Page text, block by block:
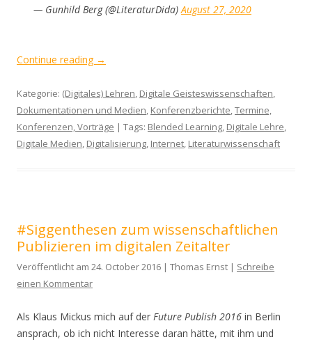
— Gunhild Berg (@LiteraturDida)August 27, 2020
Continue reading →
Kategorie: (Digitales) Lehren, Digitale Geisteswissenschaften,
Dokumentationen und Medien, Konferenzberichte,Termine,
Konferenzen, Vorträge | Tags: Blended Learning, Digitale Lehre,
Digitale Medien, Digitalisierung, Internet, Literaturwissenschaft
#Siggenthesen zum wissenschaftlichen
Publizieren im digitalen Zeitalter
Veröffentlicht am 24. October 2016 | Thomas Ernst | Schreibe
einen Kommentar
Als Klaus Mickus mich auf der Future Publish 2016 in Berlin
ansprach, ob ich nicht Interesse daran hätte, mit ihm und